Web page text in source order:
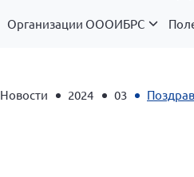
Организации ОООИБРС
Новости 2024 03